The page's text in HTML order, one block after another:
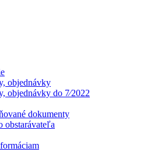
objednávky
objednávky do 7⁄2022
dokumenty
obstarávateľa